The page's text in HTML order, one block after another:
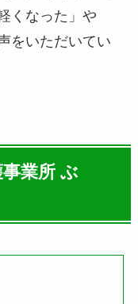
くなった」や
をいただいてい
業所 ぶ